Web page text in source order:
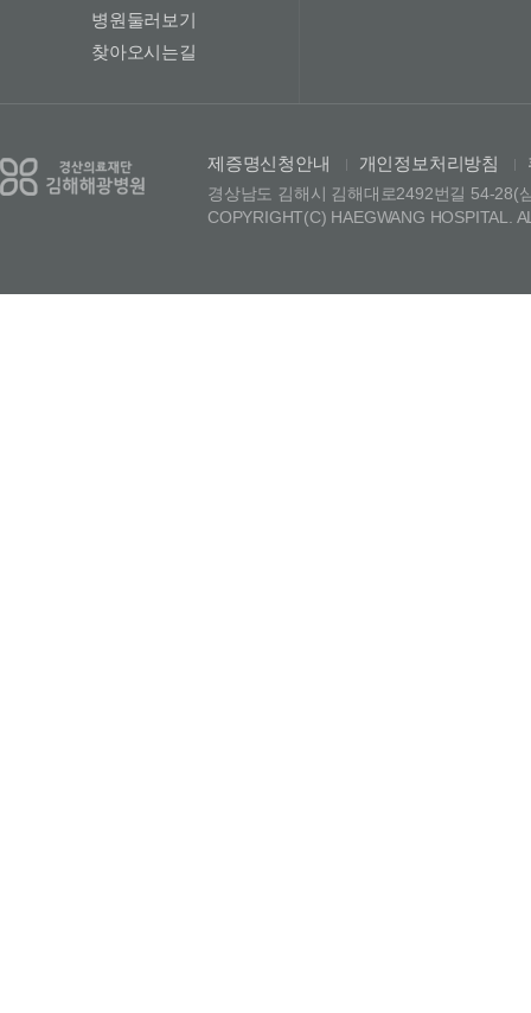
병원둘러보기
찾아오시는길
제증명신청안내 | 개인정보처리방침 |
경상남도 김해시 김해대로2492번길 54-28(
COPYRIGHT(C) HAEGWANG HOSPITAL.